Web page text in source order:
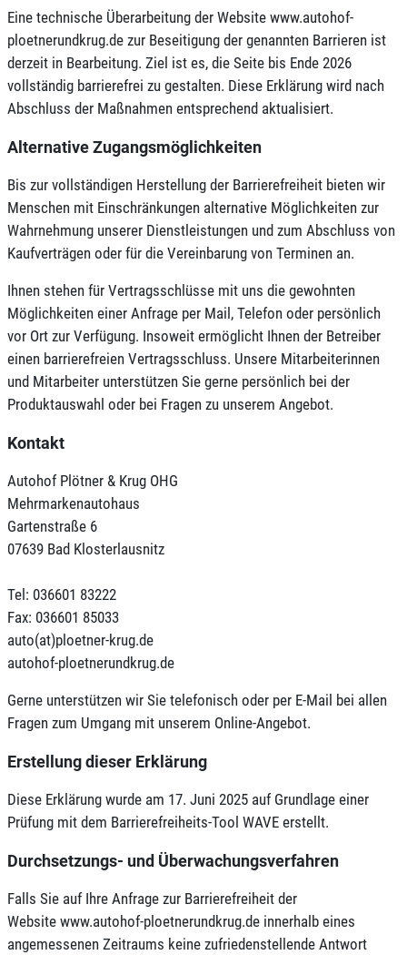
Eine technische Überarbeitung der Website www.autohof-
ploetnerundkrug.de zur Beseitigung der genannten Barrieren ist
derzeit in Bearbeitung. Ziel ist es, die Seite bis Ende 2026
vollständig barrierefrei zu gestalten. Diese Erklärung wird nach
Abschluss der Maßnahmen entsprechend aktualisiert.
Alternative Zugangsmöglichkeiten
Bis zur vollständigen Herstellung der Barrierefreiheit bieten wir
Menschen mit Einschränkungen alternative Möglichkeiten zur
Wahrnehmung unserer Dienstleistungen und zum Abschluss von
Kaufverträgen oder für die Vereinbarung von Terminen an.
Ihnen stehen für Vertragsschlüsse mit uns die gewohnten
Möglichkeiten einer Anfrage per Mail, Telefon oder persönlich
vor Ort zur Verfügung. Insoweit ermöglicht Ihnen der Betreiber
einen barrierefreien Vertragsschluss. Unsere Mitarbeiterinnen
und Mitarbeiter unterstützen Sie gerne persönlich bei der
Produktauswahl oder bei Fragen zu unserem Angebot.
Kontakt
Autohof Plötner & Krug OHG
Mehrmarkenautohaus
Gartenstraße 6
07639 Bad Klosterlausnitz
Tel: 036601 83222
Fax: 036601 85033
auto(at)ploetner-krug.de
autohof-ploetnerundkrug.de
Gerne unterstützen wir Sie telefonisch oder per E-Mail bei allen
Fragen zum Umgang mit unserem Online-Angebot.
Erstellung dieser Erklärung
Diese Erklärung wurde am 17. Juni 2025 auf Grundlage einer
Prüfung mit dem Barrierefreiheits-Tool WAVE erstellt.
Durchsetzungs- und Überwachungsverfahren
Falls Sie auf Ihre Anfrage zur Barrierefreiheit der
Website www.autohof-ploetnerundkrug.de innerhalb eines
angemessenen Zeitraums keine zufriedenstellende Antwort